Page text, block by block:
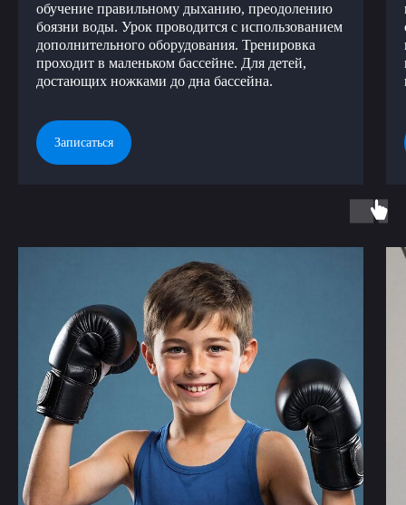
обучение правильному дыханию, преодолению
боязни воды. Урок проводится с использованием
дополнительного оборудования. Тренировка
проходит в маленьком бассейне. Для детей,
достающих ножками до дна бассейна.
Записаться